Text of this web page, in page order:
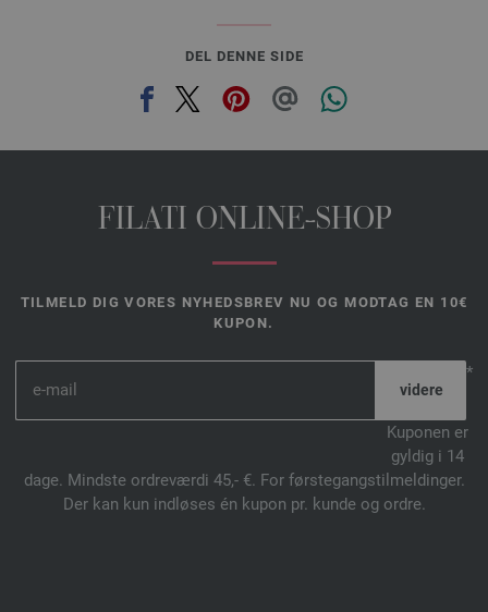
DEL DENNE SIDE
FILATI ONLINE-SHOP
TILMELD DIG VORES NYHEDSBREV NU OG MODTAG EN 10€
KUPON.
*
Kuponen er
gyldig i 14
dage. Mindste ordreværdi 45,- €. For førstegangstilmeldinger.
Der kan kun indløses én kupon pr. kunde og ordre.